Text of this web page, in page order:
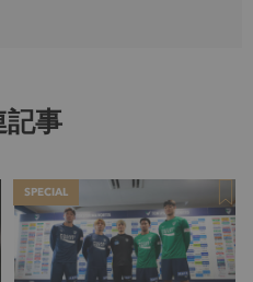
記事
SPECIAL